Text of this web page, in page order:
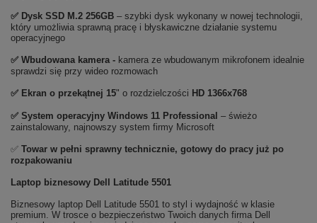
✅ Dysk SSD M.2 256GB – szybki dysk wykonany w nowej technologii,
który umożliwia sprawną pracę i błyskawiczne działanie systemu
operacyjnego
✅ Wbudowana kamera - kamera ze wbudowanym mikrofonem idealnie
sprawdzi się przy wideo rozmowach
✅ Ekran o przekątnej 15" o rozdzielczości HD 1366x768
✅ System operacyjny Windows 11 Professional – świeżo
zainstalowany, najnowszy system firmy Microsoft
✅ Towar w pełni sprawny technicznie, gotowy do pracy już po
rozpakowaniu
Laptop biznesowy Dell Latitude 5501
Biznesowy laptop Dell Latitude 5501 to styl i wydajność w klasie
premium. W trosce o bezpieczeństwo Twoich danych firma Dell